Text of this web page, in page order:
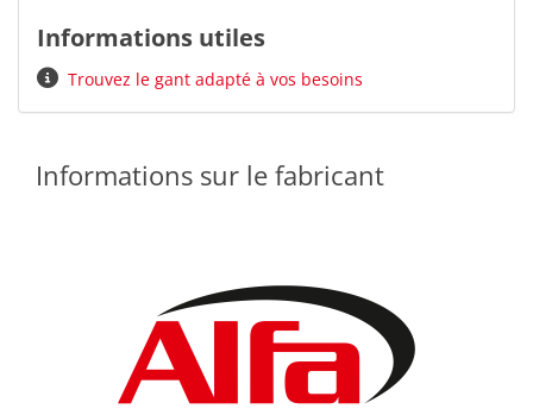
Informations utiles
Trouvez le gant adapté à vos besoins
Informations sur le fabricant